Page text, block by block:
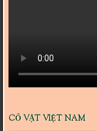
CỔ VẬT VIỆT NAM